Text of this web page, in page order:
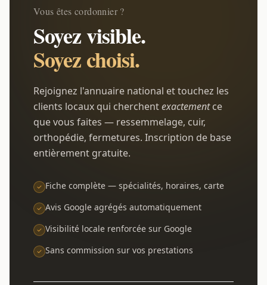
Vous êtes cordonnier ?
Soyez visible.
Soyez choisi.
Rejoignez l'annuaire national et touchez les
clients locaux qui cherchentexactementce
que vous faites — ressemmelage, cuir,
orthopédie, fermetures. Inscription de base
entièrement gratuite.
Fiche complète — spécialités, horaires, carte
Avis Google agrégés automatiquement
Visibilité locale renforcée sur Google
Sans commission sur vos prestations